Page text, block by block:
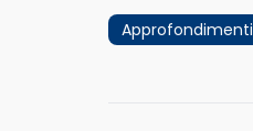
Approfondimenti